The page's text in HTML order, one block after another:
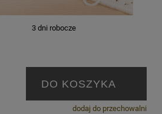
3 dni robocze
DO KOSZYKA
dodaj do przechowalni